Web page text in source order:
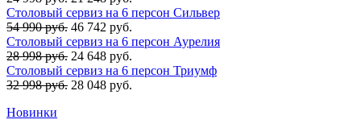
Столовый сервиз на 6 персон Сильвер
54 990 руб. 46 742 руб.
Столовый сервиз на 6 персон Аурелия
28 998 руб. 24 648 руб.
Столовый сервиз на 6 персон Триумф
32 998 руб. 28 048 руб.
Новинки